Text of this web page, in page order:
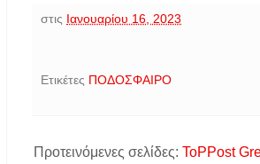
στις Ιανουαρίου 16, 2023
Ετικέτες ΠΟΔΟΣΦΑΙΡΟ
Προτεινόμενες σελίδες: ToPPost